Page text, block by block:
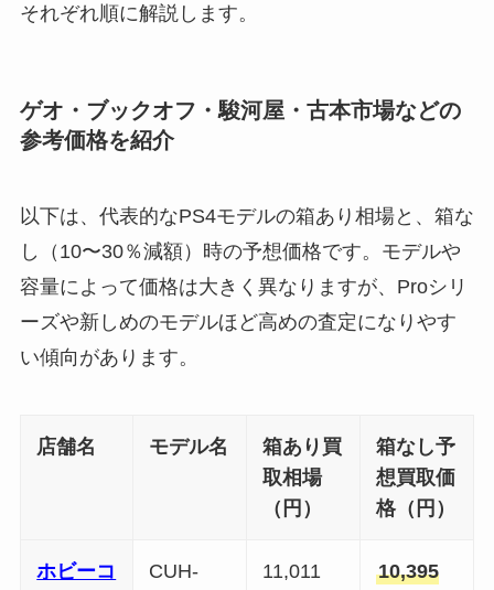
それぞれ順に解説します。
ゲオ・ブックオフ・駿河屋・古本市場などの
参考価格を紹介
以下は、代表的なPS4モデルの箱あり相場と、箱な
し（10〜30％減額）時の予想価格です。モデルや
容量によって価格は大きく異なりますが、Proシリ
ーズや新しめのモデルほど高めの査定になりやす
い傾向があります。
店舗名 モデル名
箱あり買
取相場
（円）
箱なし予
想買取価
格（円）
ホビーコ
CUH-
11,011 10,395